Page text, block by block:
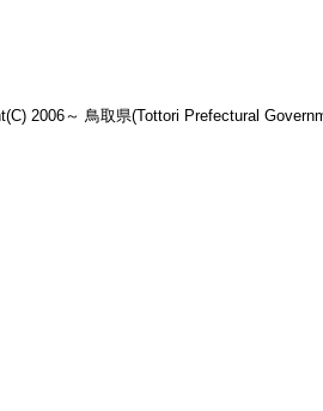
2006～ 鳥取県(Tottori Prefectural